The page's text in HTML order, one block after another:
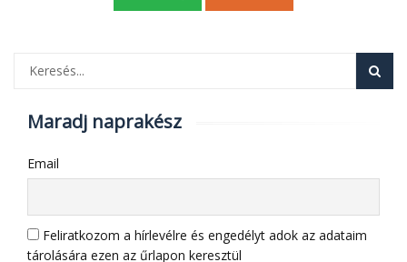
Maradj naprakész
Email
Feliratkozom a hírlevélre és engedélyt adok az adataim
tárolására ezen az űrlapon keresztül